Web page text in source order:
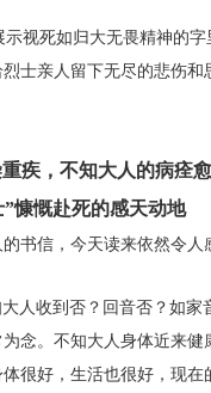
视死如归大无畏精神的字
士亲人留下无尽的悲伤和
疾，不知大人的病痊
慷慨赴死的感天动地
书信，今天读来依然令人
人收到否？回音否？如家
念。不知大人身体近来健
体很好，生活也很好，现在